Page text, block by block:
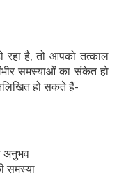
रहा है, तो आपको तत्काल
समस्याओं का संकेत हो
हो सकते हैं-
अनुभव
समस्या